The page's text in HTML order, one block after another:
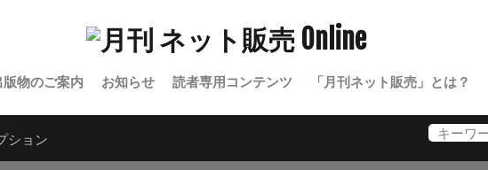
物のご案内 お知らせ 読者専用コンテンツ 「月刊ネット販売」とは？
ション